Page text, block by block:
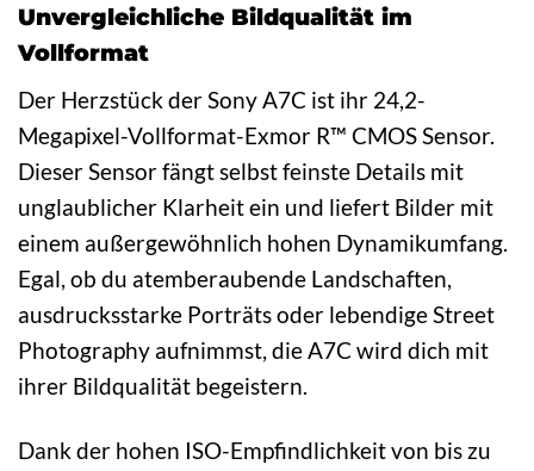
Unvergleichliche Bildqualität im
Vollformat
Der Herzstück der Sony A7C ist ihr 24,2-
Megapixel-Vollformat-Exmor R™ CMOS Sensor.
Dieser Sensor fängt selbst feinste Details mit
unglaublicher Klarheit ein und liefert Bilder mit
einem außergewöhnlich hohen Dynamikumfang.
Egal, ob du atemberaubende Landschaften,
ausdrucksstarke Porträts oder lebendige Street
Photography aufnimmst, die A7C wird dich mit
ihrer Bildqualität begeistern.
Dank der hohen ISO-Empfindlichkeit von bis zu